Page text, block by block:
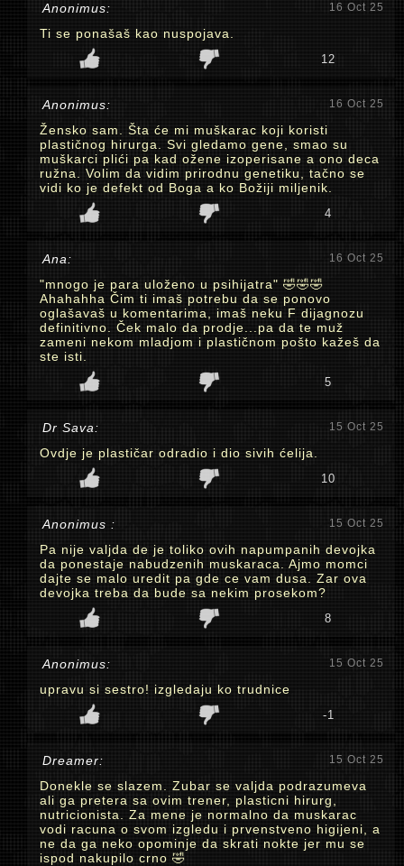
Anonimus: 16 Oct 25
Ti se ponašaš kao nuspojava.
12
Anonimus: 16 Oct 25
Žensko sam. Šta će mi muškarac koji koristi
plastičnog hirurga. Svi gledamo gene, smao su
muškarci plići pa kad ožene izoperisane a ono deca
ružna. Volim da vidim prirodnu genetiku, tačno se
vidi ko je defekt od Boga a ko Božiji miljenik.
4
Ana: 16 Oct 25
"mnogo je para uloženo u psihijatra" 🤣🤣🤣
Ahahahha Čim ti imaš potrebu da se ponovo
oglašavaš u komentarima, imaš neku F dijagnozu
definitivno. Ček malo da prodje...pa da te muž
zameni nekom mladjom i plastičnom pošto kažeš da
ste isti.
5
Dr Sava: 15 Oct 25
Ovdje je plastičar odradio i dio sivih ćelija.
10
Anonimus : 15 Oct 25
Pa nije valjda de je toliko ovih napumpanih devojka
da ponestaje nabudzenih muskaraca. Ajmo momci
dajte se malo uredit pa gde ce vam dusa. Zar ova
devojka treba da bude sa nekim prosekom?
8
Anonimus: 15 Oct 25
upravu si sestro! izgledaju ko trudnice
-1
Dreamer: 15 Oct 25
Donekle se slazem. Zubar se valjda podrazumeva
ali ga pretera sa ovim trener, plasticni hirurg,
nutricionista. Za mene je normalno da muskarac
vodi racuna o svom izgledu i prvenstveno higijeni, a
ne da ga neko opominje da skrati nokte jer mu se
ispod nakupilo crno 🤣